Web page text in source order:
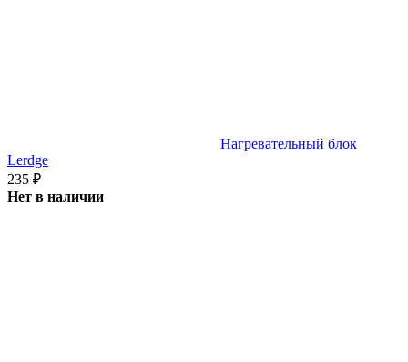
Нагревательный блок
Lerdge
235 ₽
Нет в наличии